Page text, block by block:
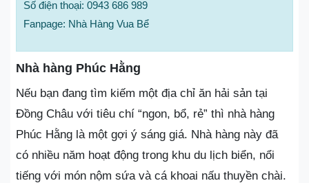
Số điện thoại: 0943 686 989
Fanpage: Nhà Hàng Vua Bể
Nhà hàng Phúc Hằng
Nếu bạn đang tìm kiếm một địa chỉ ăn hải sản tại
Đồng Châu với tiêu chí “ngon, bổ, rẻ” thì nhà hàng
Phúc Hằng là một gợi ý sáng giá. Nhà hàng này đã
có nhiều năm hoạt động trong khu du lịch biển, nổi
tiếng với món nộm sứa và cá khoai nấu thuyền chài.